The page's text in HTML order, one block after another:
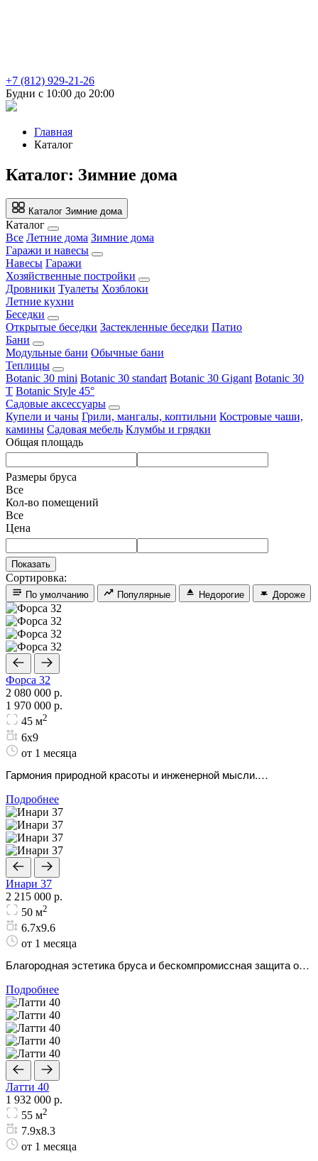
+7 (812) 929-21-26
Будни с 10:00 до 20:00
Главная
Каталог
Каталог: Зимние дома
Каталог Зимние дома
Каталог
Все Летние дома Зимние дома
Гаражи и навесы
Навесы Гаражи
Хозяйственные постройки
Дровники Туалеты Хозблоки
Летние кухни
Беседки
Открытые беседки Застекленные беседки Патио
Бани
Модульные бани Обычные бани
Теплицы
Botanic 30 mini Botanic 30 standart Botanic 30 Gigant Botanic 30
T Botanic Style 45°
Садовые аксессуары
Купели и чаны Грили, мангалы, коптильни Костровые чаши,
камины Садовая мебель Клумбы и грядки
Общая площадь
Размеры бруса
Все
Кол-во помещений
Все
Цена
Сортировка:
По умолчанию Популярные Недорогие Дороже
Форса 32
2 080 000 р.
1 970 000 р.
45 м2
6х9
от 1 месяца
Гармония природной красоты и инженерной мысли.
Подробнее
Инари 37
2 215 000 р.
50 м2
6.7х9.6
от 1 месяца
Благородная эстетика бруса и бескомпромиссная защита от
Подробнее
Латти 40
1 932 000 р.
55 м2
7.9х8.3
от 1 месяца